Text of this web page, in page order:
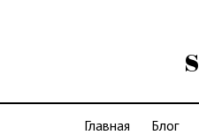
Главная Блог